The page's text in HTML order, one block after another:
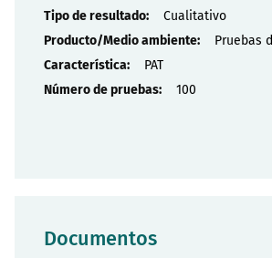
Cualitativo
Pruebas
PAT
100
Documentos